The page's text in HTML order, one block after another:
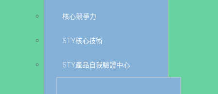
核心競爭力
STY核心技術
STY產品自我驗證中心